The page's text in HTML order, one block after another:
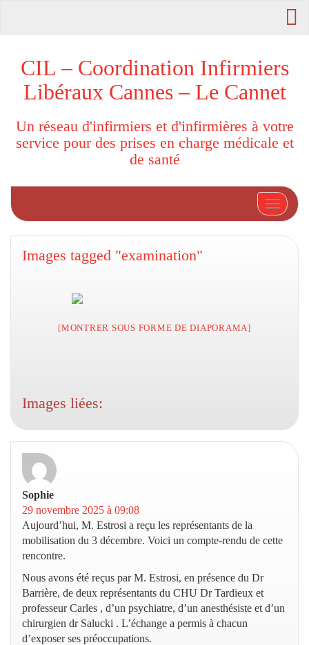
CIL – Coordination Infirmiers
Libéraux Cannes – Le Cannet
Un réseau d'infirmiers et d'infirmières à votre
service pour des prises en charge médicale et
de santé
Images tagged "examination"
[MONTRER SOUS FORME DE DIAPORAMA]
Images liées:
Sophie
29 novembre 2025 à 09:08
Aujourd’hui, M. Estrosi a reçu les représentants de la
mobilisation du 3 décembre. Voici un compte-rendu de cette
rencontre.
Nous avons été reçus par M. Estrosi, en présence du Dr
Barrière, de deux représentants du CHU Dr Tardieux et
professeur Carles , d’un psychiatre, d’un anesthésiste et d’un
chirurgien dr Salucki . L’échange a permis à chacun
d’exposer ses préoccupations.